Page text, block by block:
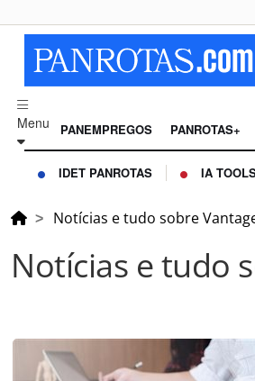
Menu PANEMPREGOS PANROTAS+
IDET PANROTAS IA
Notícias e tudo sobre
Notícias e tudo